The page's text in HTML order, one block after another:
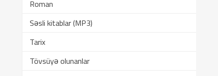
Roman
Səsli kitablar (MP3)
Tarix
Tövsüyə olunanlar